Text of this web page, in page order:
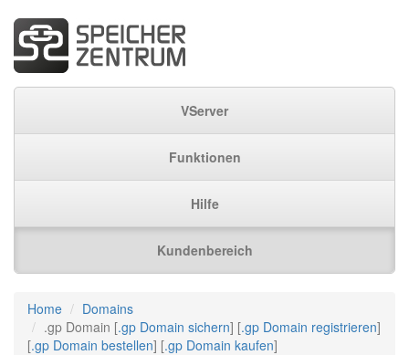
VServer
Funktionen
Hilfe
Kundenbereich
Home
Domains
.gp Domain [.gp Domain sichern] [.gp Domain registrieren]
[.gp Domain bestellen] [.gp Domain kaufen]